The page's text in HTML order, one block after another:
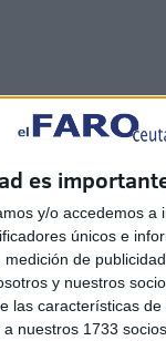
es
y/o accedemos a
únicos e
de
y nuestros
las características
nuestros 1733